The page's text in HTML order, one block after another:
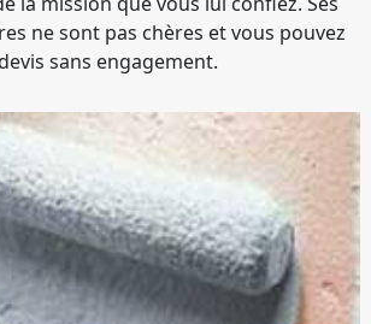
ne sont pas chères et vous pouvez
sans engagement.